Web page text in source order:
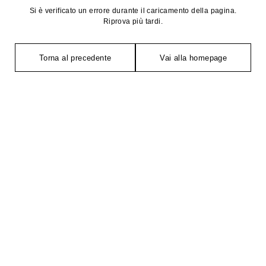
Si è verificato un errore durante il caricamento della pagina.
Riprova più tardi.
Torna al precedente Vai alla homepage